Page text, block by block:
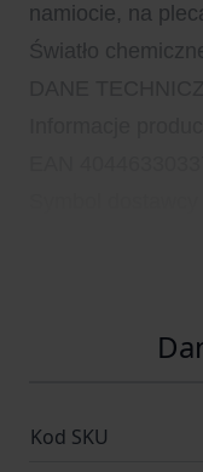
namiocie, na
Światło
Kod SKU